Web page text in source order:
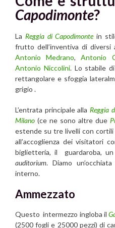
Capodimonte?
La Reggia di Capodimontein
frutto dell’inventiva di
Antonio Medrano,Antonio
Antonio Niccolini. Lo stabile
rettangolare e sfoggia
grigio .
L’entrata principale alla Reggia
Milano (ce ne sono altre due
estende su tre livelli con
all’accoglienza dei visitatori
biglietteria, il guardaroba, un
auditorium. Diamo
interno.
Ammezzato
Questo intermezzo ingloba il
(2500 fogli e 25000 pezzi) di